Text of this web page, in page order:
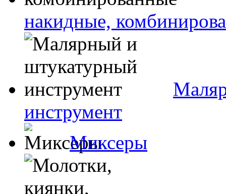
накидные,
инструмент
Миксеры